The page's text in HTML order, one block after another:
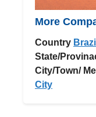
More
Country Brazil
State/
City/Town/
City